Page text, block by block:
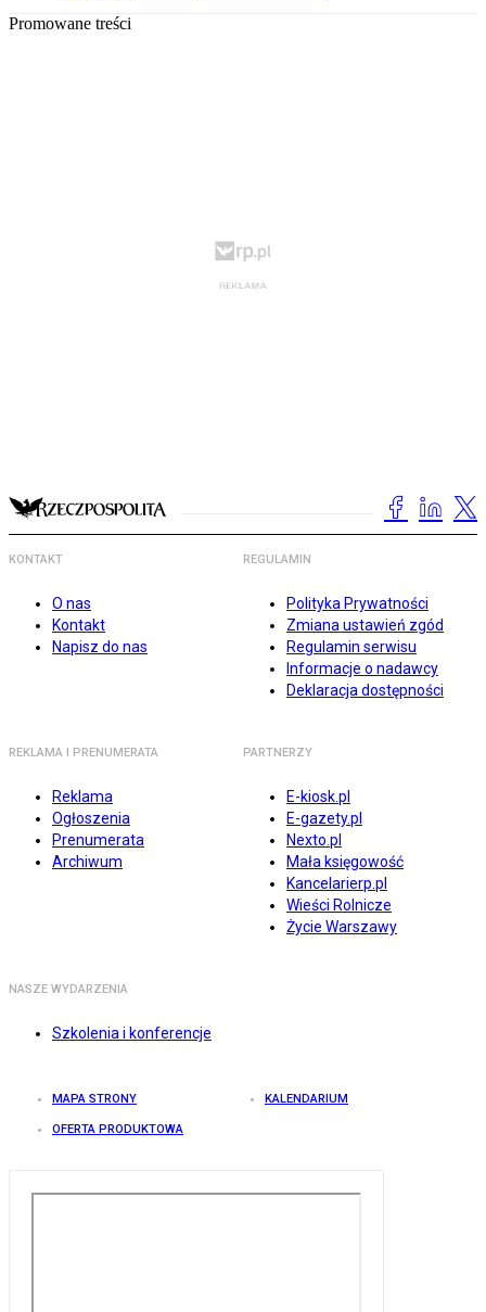
Promowane treści
KONTAKT
O nas
Kontakt
Napisz do nas
REGULAMIN
Polityka Prywatności
Zmiana ustawień zgód
Regulamin serwisu
Informacje o nadawcy
Deklaracja dostępności
REKLAMA I PRENUMERATA
Reklama
Ogłoszenia
Prenumerata
Archiwum
PARTNERZY
E-kiosk.pl
E-gazety.pl
Nexto.pl
Mała księgowość
Kancelarierp.pl
Wieści Rolnicze
Życie Warszawy
NASZE WYDARZENIA
Szkolenia i konferencje
MAPA STRONY KALENDARIUM
OFERTA PRODUKTOWA